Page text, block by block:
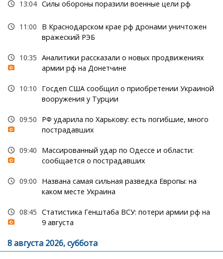
13:04 Силы обороны поразили военные цели рф
11:00
В Краснодарском крае рф дронами уничтожен
вражеский РЭБ
10:35 Аналитики рассказали о новых продвижениях
армии рф на Донетчине
10:10
Госдеп США сообщил о приобретении Украиной
вооружения у Турции
09:50
РФ ударила по Харькову: есть погибшие, много
пострадавших
09:40
Массированный удар по Одессе и области:
сообщается о пострадавших
09:00
Названа самая сильная разведка Европы: на
каком месте Украина
08:45 Статистика Генштаба ВСУ: потери армии рф на
9 августа
8 августа 2026, суббота